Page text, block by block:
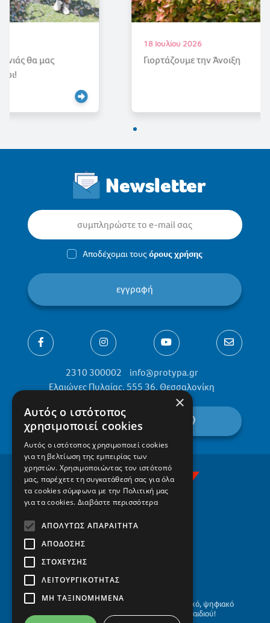
Γιορτάζουμε την Άνοιξη
Newsletter
Αποδέχομαι τουςόρους χρήσης
εγγραφή
2310 300002
info@protypa.gr
Ελαιώνες Πυλαίας, 555 36, Θεσσαλονίκη
βρείτε μας στον χάρτη
Το οικογενειακό, αειφόρο, σύγχρονο, βιωματικό, ψηφιακό
σχολείο, με το βλέμμα στο μέλλον του παιδιού!
×
Αυτός ο ιστότοπος
χρησιμοποιεί cookies
Αυτός ο ιστότοπος χρησιμοποιεί cookies
για τη βελτίωση της εμπειρίας των
χρηστών. Χρησιμοποιώντας τον ιστότοπό
μας, παρέχετε τη συγκατάθεσή σας για όλα
τα cookies σύμφωνα με την Πολιτική μας
για τα cookies. Διαβάστε περισσότερα
ΑΠΟΛΎΤΩΣ ΑΠΑΡΑΊΤΗΤΑ
ΑΠΌΔΟΣΗΣ
ΣΤΌΧΕΥΣΗΣ
ΛΕΙΤΟΥΡΓΙΚΌΤΗΤΑΣ
ΜΗ ΤΑΞΙΝΟΜΗΜΈΝΑ